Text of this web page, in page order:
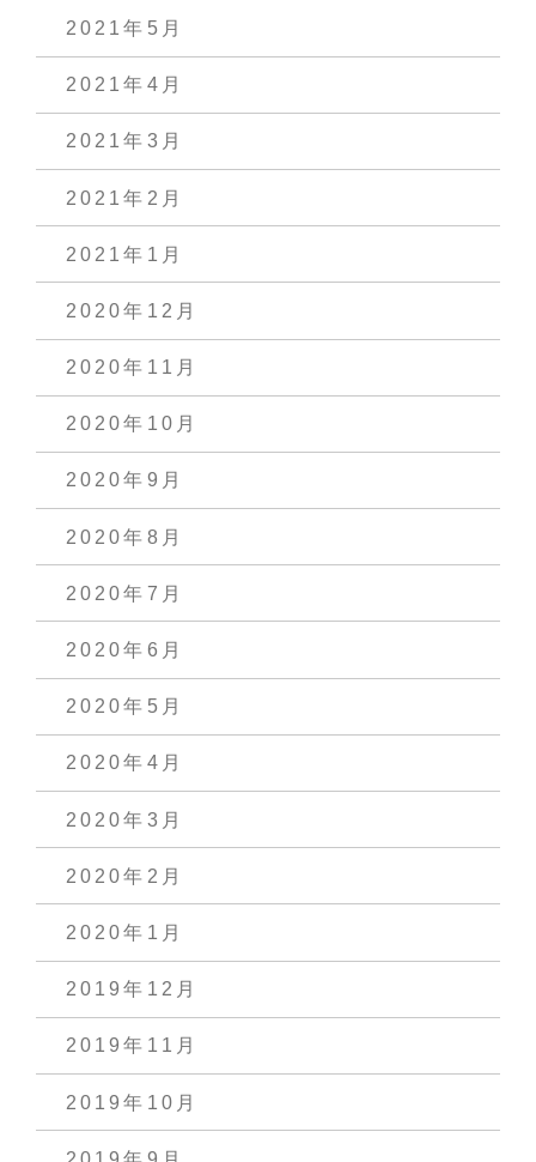
2021年5月
2021年4月
2021年3月
2021年2月
2021年1月
2020年12月
2020年11月
2020年10月
2020年9月
2020年8月
2020年7月
2020年6月
2020年5月
2020年4月
2020年3月
2020年2月
2020年1月
2019年12月
2019年11月
2019年10月